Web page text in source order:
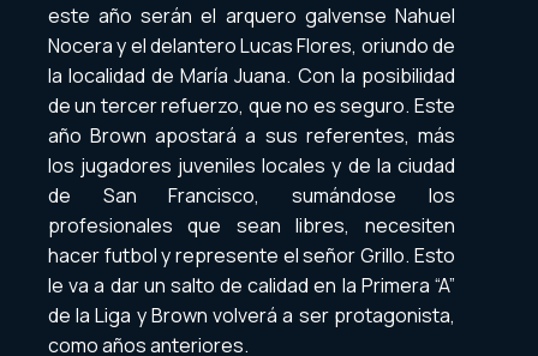
este año serán el arquero galvense Nahuel
Nocera y el delantero Lucas Flores, oriundo de
la localidad de María Juana. Con la posibilidad
de un tercer refuerzo, que no es seguro. Este
año Brown apostará a sus referentes, más
los jugadores juveniles locales y de la ciudad
de San Francisco, sumándose los
profesionales que sean libres, necesiten
hacer futbol y represente el señor Grillo. Esto
le va a dar un salto de calidad en la Primera “A”
de la Liga y Brown volverá a ser protagonista,
como años anteriores.